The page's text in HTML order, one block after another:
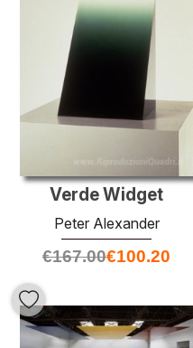
Verde Widget
Peter Alexander
€167.00€100.20